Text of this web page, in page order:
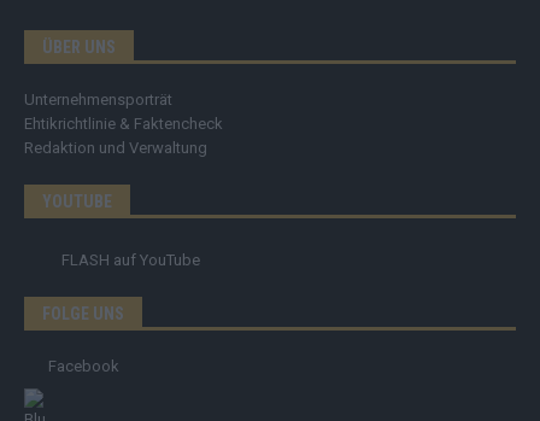
ÜBER UNS
Unternehmensporträt
Ehtikrichtlinie & Faktencheck
Redaktion und Verwaltung
YOUTUBE
FLASH auf YouTube
FOLGE UNS
Facebook